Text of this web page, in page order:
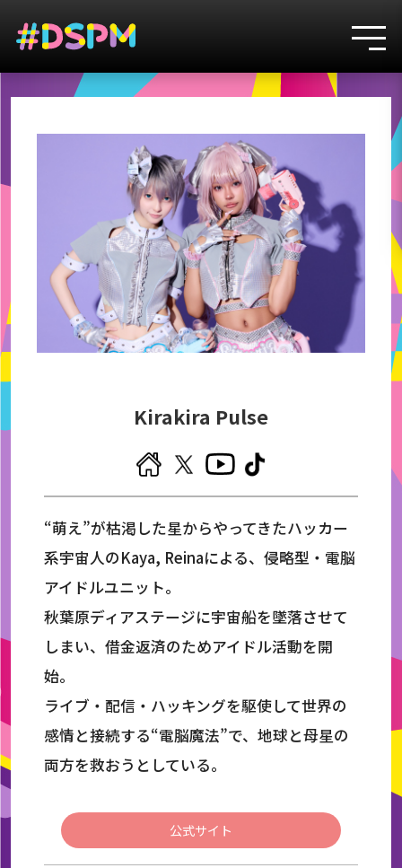
Kirakira Pulse
“萌え”が枯渇した星からやってきたハッカー
系宇宙人のKaya, Reinaによる、侵略型・電脳
アイドルユニット。
秋葉原ディアステージに宇宙船を墜落させて
しまい、借金返済のためアイドル活動を開
始。
ライブ・配信・ハッキングを駆使して世界の
感情と接続する“電脳魔法”で、地球と母星の
両方を救おうとしている。
公式サイト